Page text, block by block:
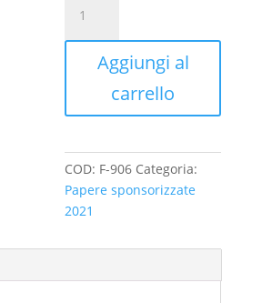
dell'Oktoberfest
quantità
Aggiungi al
carrello
COD: F-906 Categoria:
Papere sponsorizzate
2021